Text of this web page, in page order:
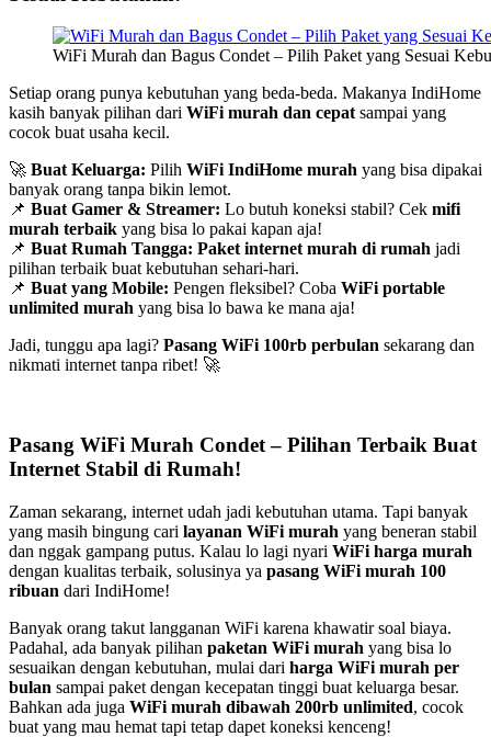
WiFi Murah dan Bagus Condet – Pilih Paket yang Sesuai
Setiap orang punya kebutuhan yang beda-beda. Makanya IndiHome
kasih banyak pilihan dari WiFi murah dan cepatsampai yang
cocok buat usaha kecil.
🚀 Buat Keluarga: Pilih WiFi IndiHome murah yang bisa dipakai
banyak orang tanpa bikin lemot.
📌 Buat Gamer & Streamer: Lo butuh koneksi stabil? Cek mifi
murah terbaik yang bisa lo pakai kapan aja!
📌 Buat Rumah Tangga: Paket internet murah di rumah jadi
pilihan terbaik buat kebutuhan sehari-hari.
📌 Buat yang Mobile: Pengen fleksibel? Coba WiFi portable
unlimited murah yang bisa lo bawa ke mana aja!
Jadi, tunggu apa lagi? Pasang WiFi 100rb perbulan sekarang dan
nikmati internet tanpa ribet! 🚀
Pasang WiFi Murah Condet – Pilihan Terbaik Buat
Internet Stabil di Rumah!
Zaman sekarang, internet udah jadi kebutuhan utama. Tapi banyak
yang masih bingung cari layanan WiFi murah yang beneran stabil
dan nggak gampang putus. Kalau lo lagi nyari WiFi harga murah
dengan kualitas terbaik, solusinya ya pasang WiFi murah 100
ribuan dari IndiHome!
Banyak orang takut langganan WiFi karena khawatir soal biaya.
Padahal, ada banyak pilihan paketan WiFi murah yang bisa lo
sesuaikan dengan kebutuhan, mulai dari harga WiFi murah per
bulan sampai paket dengan kecepatan tinggi buat keluarga besar.
Bahkan ada juga WiFi murah dibawah 200rb unlimited, cocok
buat yang mau hemat tapi tetap dapet koneksi kenceng!